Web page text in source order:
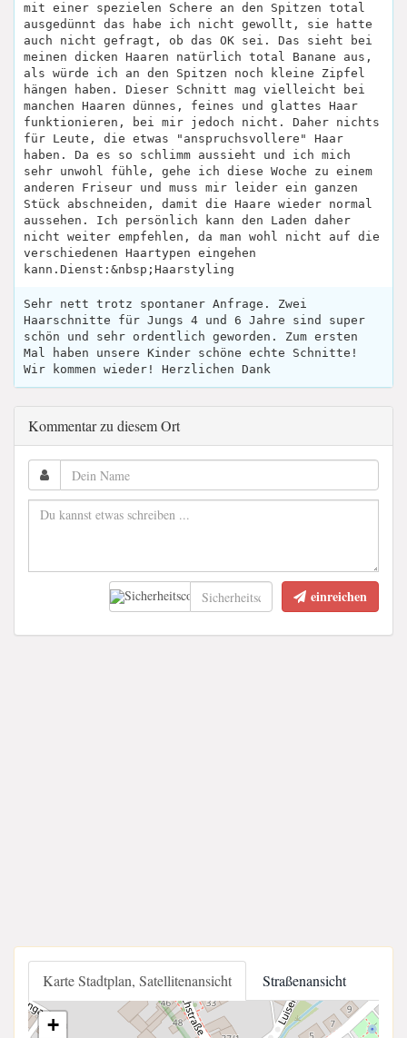
mit einer spezielen Schere an den Spitzen total
ausgedünnt das habe ich nicht gewollt, sie hatte
auch nicht gefragt, ob das OK sei. Das sieht bei
meinen dicken Haaren natürlich total Banane aus,
als würde ich an den Spitzen noch kleine Zipfel
hängen haben. Dieser Schnitt mag vielleicht bei
manchen Haaren dünnes, feines und glattes Haar
funktionieren, bei mir jedoch nicht. Daher nichts
für Leute, die etwas "anspruchsvollere" Haar
haben. Da es so schlimm aussieht und ich mich
sehr unwohl fühle, gehe ich diese Woche zu einem
anderen Friseur und muss mir leider ein ganzen
Stück abschneiden, damit die Haare wieder normal
aussehen. Ich persönlich kann den Laden daher
nicht weiter empfehlen, da man wohl nicht auf die
verschiedenen Haartypen eingehen
kann.Dienst:&nbsp;Haarstyling
Sehr nett trotz spontaner Anfrage. Zwei
Haarschnitte für Jungs 4 und 6 Jahre sind super
schön und sehr ordentlich geworden. Zum ersten
Mal haben unsere Kinder schöne echte Schnitte!
Wir kommen wieder! Herzlichen Dank
Kommentar zu diesem Ort
einreichen
Karte Stadtplan, Satellitenansicht Straßenansicht
+